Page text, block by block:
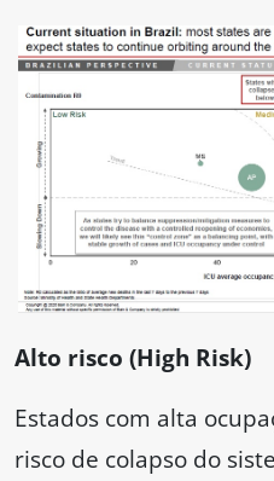
Alto risco (High Risk)
Estados com alta
risco de colapso do